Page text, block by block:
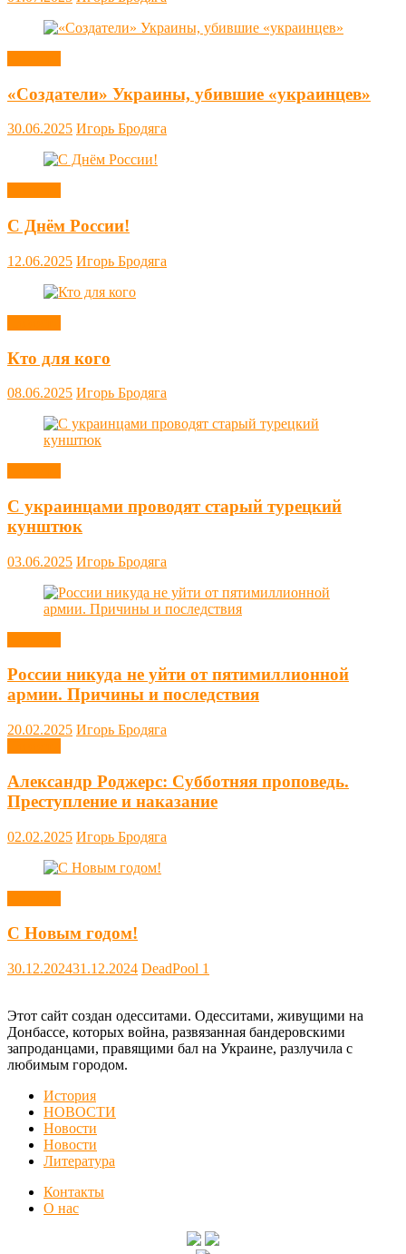
«Создатели» Украины, убившие «украинцев»
30.06.2025 Игорь Бродяга
С Днём России!
12.06.2025 Игорь Бродяга
Кто для кого
08.06.2025 Игорь Бродяга
С украинцами проводят старый турецкий
кунштюк
03.06.2025 Игорь Бродяга
России никуда не уйти от пятимиллионной
армии. Причины и последствия
20.02.2025 Игорь Бродяга
Александр Роджерс: Субботняя проповедь.
Преступление и наказание
02.02.2025 Игорь Бродяга
С Новым годом!
30.12.202431.12.2024 DeadPool 1
Этот сайт создан одесситами. Одесситами, живущими на
Донбассе, которых война, развязанная бандеровскими
запроданцами, правящими бал на Украине, разлучила с
любимым городом.
История
НОВОСТИ
Новости
Новости
Литература
Контакты
О нас